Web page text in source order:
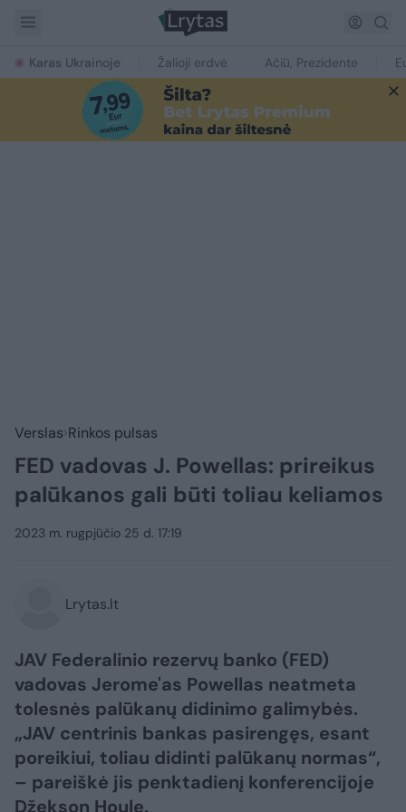
Karas Ukrainoje Žalioji erdvė Ačiū, Prezidente
Verslas Rinkos pulsas
FED vadovas J. Powellas: prireikus
palūkanos gali būti toliau keliamos
2023 m. rugpjūčio 25 d. 17:19
Lrytas.lt
JAV Federalinio rezervų banko (FED)
vadovas Jerome'as Powellas neatmeta
tolesnės palūkanų didinimo galimybės.
„JAV centrinis bankas pasirengęs, esant
poreikiui, toliau didinti palūkanų normas“,
– pareiškė jis penktadienį konferencijoje
Džekson Houle.